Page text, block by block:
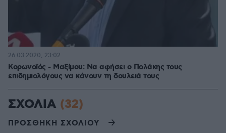
Κορωνοϊός - Μαξίμου: Να αφήσει ο Πολάκης τους
επιδημιολόγους να κάνουν τη δουλειά τους
26.03.2020, 23:02
ΣΧΟΛΙΑ (32)
ΠΡΟΣΘΗΚΗ ΣΧΟΛΙΟΥ